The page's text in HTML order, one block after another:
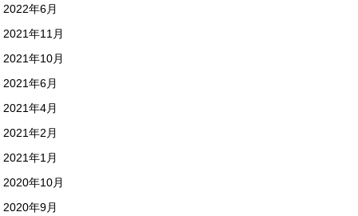
2022年6月
2021年11月
2021年10月
2021年6月
2021年4月
2021年2月
2021年1月
2020年10月
2020年9月